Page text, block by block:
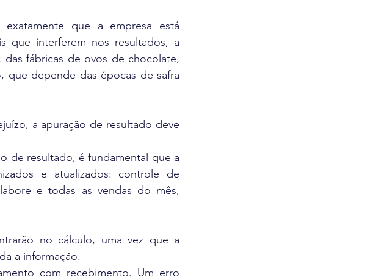
que a empresa está
que interferem nos resultados, a
fábricas de ovos de chocolate,
depende das épocas de safra
a apuração de resultado deve
de resultado, é fundamental que a
e atualizados: controle de
e todas as vendas do mês,
no cálculo, uma vez que a
a informação.
com recebimento. Um erro